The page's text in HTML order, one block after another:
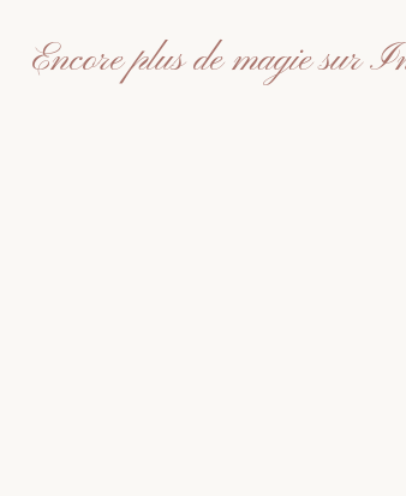
Encore plus de magie sur